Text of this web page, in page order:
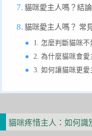
貓咪愛主人嗎？結論
貓咪愛主人嗎？ 常
1. 怎麼判斷貓咪不
2. 為什麼貓咪會愛
3. 如何讓貓咪更愛
貓咪疼惜主人：如何識